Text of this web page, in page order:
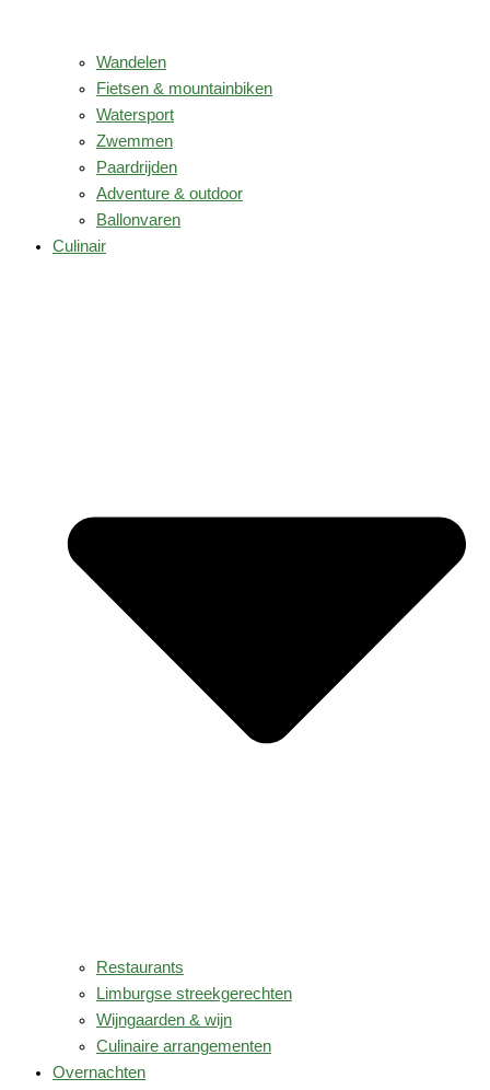
Wandelen
Fietsen & mountainbiken
Watersport
Zwemmen
Paardrijden
Adventure & outdoor
Ballonvaren
Culinair
Restaurants
Limburgse streekgerechten
Wijngaarden & wijn
Culinaire arrangementen
Overnachten